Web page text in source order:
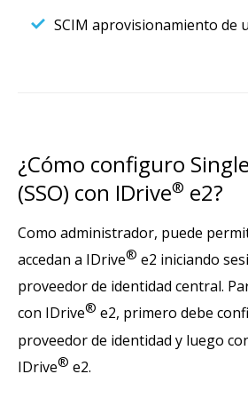
SCIM aprovisionamiento de
¿Cómo configuro
(SSO) con IDrive® e2?
Como administrador, puede
accedan a IDrive® e2 iniciando
proveedor de identidad central.
con IDrive® e2, primero debe
proveedor de identidad y luego
IDrive® e2.